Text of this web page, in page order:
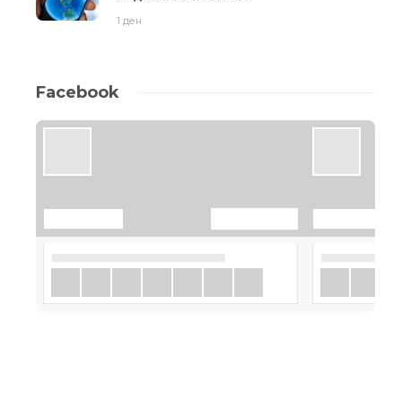
1 ден
Facebook